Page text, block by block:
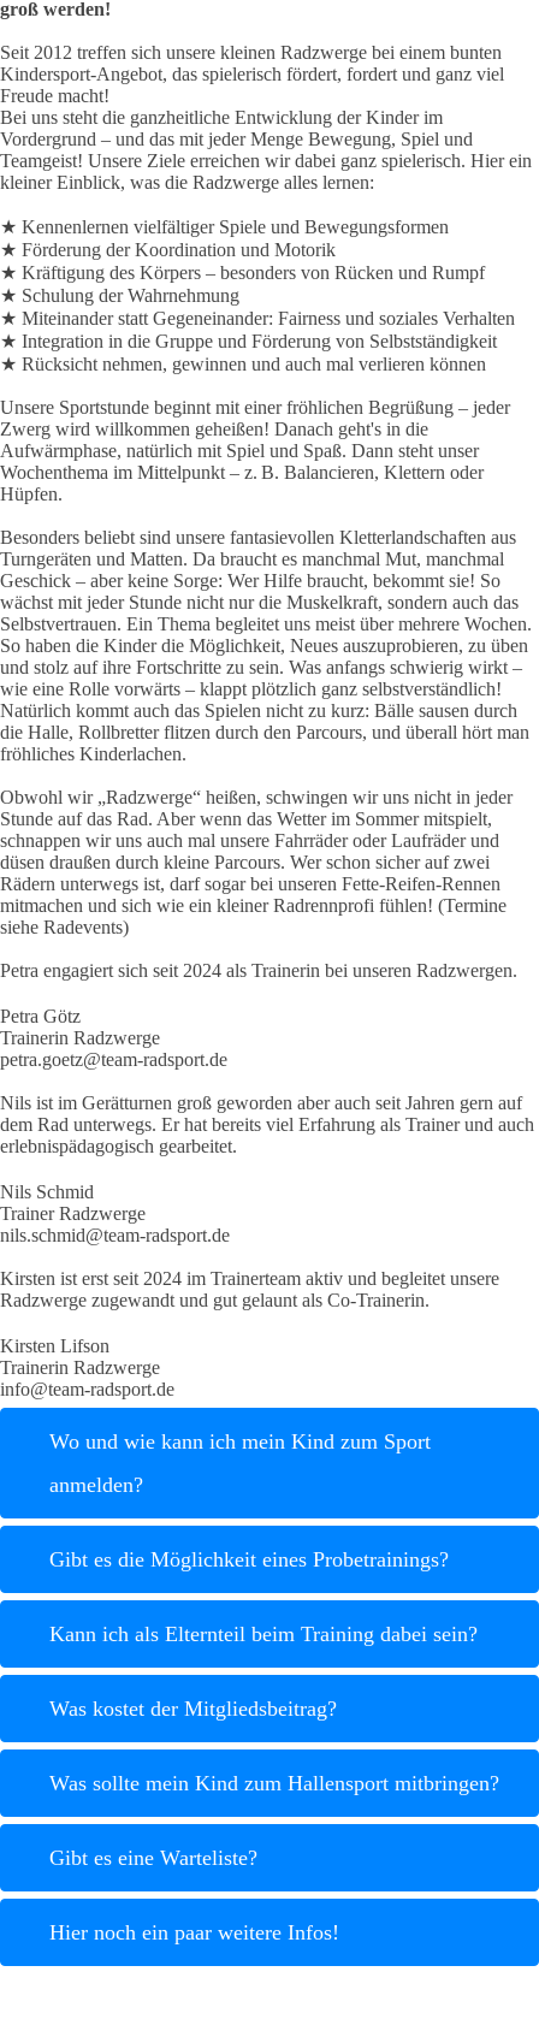
groß werden!
Seit 2012 treffen sich unsere kleinen Radzwerge bei einem bunten
Kindersport-Angebot, das spielerisch fördert, fordert und ganz viel
Freude macht!
Bei uns steht die ganzheitliche Entwicklung der Kinder im
Vordergrund – und das mit jeder Menge Bewegung, Spiel und
Teamgeist! Unsere Ziele erreichen wir dabei ganz spielerisch. Hier ein
kleiner Einblick, was die Radzwerge alles lernen:
★ Kennenlernen vielfältiger Spiele und Bewegungsformen
★ Förderung der Koordination und Motorik
★ Kräftigung des Körpers – besonders von Rücken und Rumpf
★ Schulung der Wahrnehmung
★ Miteinander statt Gegeneinander: Fairness und soziales Verhalten
★ Integration in die Gruppe und Förderung von Selbstständigkeit
★ Rücksicht nehmen, gewinnen und auch mal verlieren können
Unsere Sportstunde beginnt mit einer fröhlichen Begrüßung – jeder
Zwerg wird willkommen geheißen! Danach geht's in die
Aufwärmphase, natürlich mit Spiel und Spaß. Dann steht unser
Wochenthema im Mittelpunkt – z. B. Balancieren, Klettern oder
Hüpfen.
Besonders beliebt sind unsere fantasievollen Kletterlandschaften aus
Turngeräten und Matten. Da braucht es manchmal Mut, manchmal
Geschick – aber keine Sorge: Wer Hilfe braucht, bekommt sie! So
wächst mit jeder Stunde nicht nur die Muskelkraft, sondern auch das
Selbstvertrauen. Ein Thema begleitet uns meist über mehrere Wochen.
So haben die Kinder die Möglichkeit, Neues auszuprobieren, zu üben
und stolz auf ihre Fortschritte zu sein. Was anfangs schwierig wirkt –
wie eine Rolle vorwärts – klappt plötzlich ganz selbstverständlich!
Natürlich kommt auch das Spielen nicht zu kurz: Bälle sausen durch
die Halle, Rollbretter flitzen durch den Parcours, und überall hört man
fröhliches Kinderlachen.
Obwohl wir „Radzwerge“ heißen, schwingen wir uns nicht in jeder
Stunde auf das Rad. Aber wenn das Wetter im Sommer mitspielt,
schnappen wir uns auch mal unsere Fahrräder oder Laufräder und
düsen draußen durch kleine Parcours. Wer schon sicher auf zwei
Rädern unterwegs ist, darf sogar bei unseren Fette-Reifen-Rennen
mitmachen und sich wie ein kleiner Radrennprofi fühlen! (Termine
siehe Radevents)
Petra engagiert sich seit 2024 als Trainerin bei unseren Radzwergen.
Petra Götz
Trainerin Radzwerge
petra.goetz@team-radsport.de
Nils ist im Gerätturnen groß geworden aber auch seit Jahren gern auf
dem Rad unterwegs. Er hat bereits viel Erfahrung als Trainer und auch
erlebnispädagogisch gearbeitet.
Nils Schmid
Trainer Radzwerge
nils.schmid@team-radsport.de
Kirsten ist erst seit 2024 im Trainerteam aktiv und begleitet unsere
Radzwerge zugewandt und gut gelaunt als Co-Trainerin.
Kirsten Lifson
Trainerin Radzwerge
info@team-radsport.de
Wo und wie kann ich mein Kind zum Sport
anmelden?
Gibt es die Möglichkeit eines Probetrainings?
Kann ich als Elternteil beim Training dabei sein?
Was kostet der Mitgliedsbeitrag?
Was sollte mein Kind zum Hallensport mitbringen?
Gibt es eine Warteliste?
Hier noch ein paar weitere Infos!